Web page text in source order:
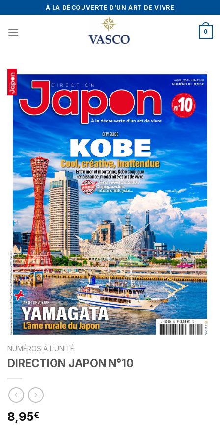
to
content
À LA DÉCOUVERTE D'UN ART DE VIVRE
0
NUMÉROS À L'UNITÉ
DIRECTION JAPON N°10
8,95€